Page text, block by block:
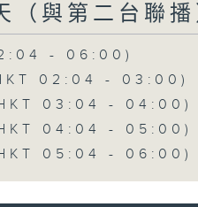
（與第二台聯
- 06:00)
02:04 - 03:00)
03:04 - 04:00)
04:04 - 05:00)
05:04 - 06:00)